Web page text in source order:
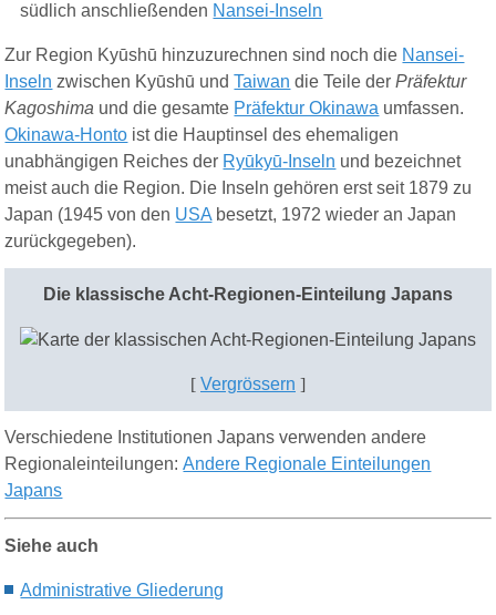
südlich anschließenden Nansei-Inseln
Zur Region Kyūshū hinzuzurechnen sind noch die Nansei-
Inseln zwischen Kyūshū undTaiwan die Teile derPräfektur
Kagoshima und die gesamte Präfektur Okinawa umfassen.
Okinawa-Honto ist die Hauptinsel des ehemaligen
unabhängigen Reiches der Ryūkyū-Inseln und bezeichnet
meist auch die Region. Die Inseln gehören erst seit 1879 zu
Japan (1945 von den USAbesetzt, 1972 wieder an Japan
zurückgegeben).
Die klassische Acht-Regionen-Einteilung Japans
[ Vergrössern ]
Verschiedene Institutionen Japans verwenden andere
Regionaleinteilungen:Andere Regionale Einteilungen
Japans
Siehe auch
Administrative Gliederung